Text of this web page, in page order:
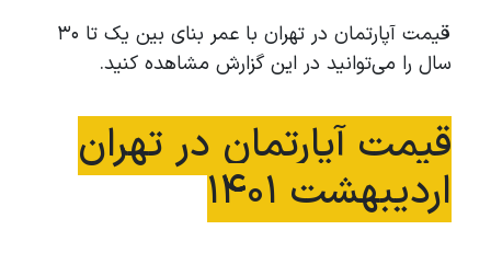
قیمت آپارتمان در تهران با عمر بنای بین یک تا ۳۰
سال را می‌توانید در این گزارش مشاهده کنید.
قیمت آپارتمان در تهران
اردیبهشت 1401